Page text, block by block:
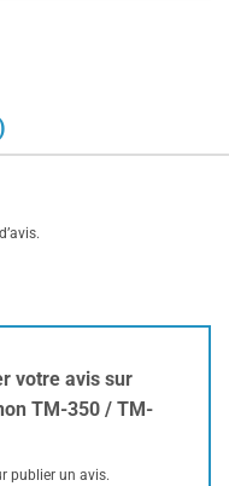
votre avis sur
TM-350 / TM-
publier un avis.